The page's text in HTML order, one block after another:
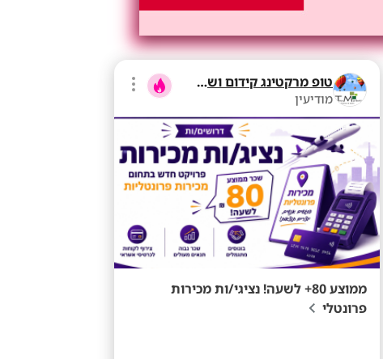
טופ מרקטינג קידום ושיווק בע"מ
מודיעין
ממוצע 80+ לשעה! נציגי/ות מכירות
פרונטלי